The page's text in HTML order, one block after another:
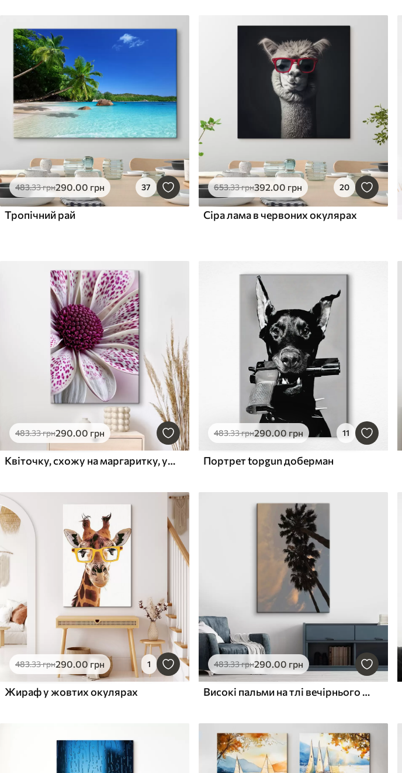
483.33грн290 .00 грн 37
Тропічний рай
653.33грн392 .00 грн 20
Сіра лама в червоних окулярах
483.33грн290.00 грн
Квіточку, схожу на маргаритку, у крупному плані з яскравими магентовими плямами у вигляді леопардового візерунка
483.33грн290.00 грн 11
Портрет topgun доберман
483.33грн290.00 грн 1
Жираф у жовтих окулярах
483.33грн290.00 грн
Високі пальми на тлі вечірнього неба